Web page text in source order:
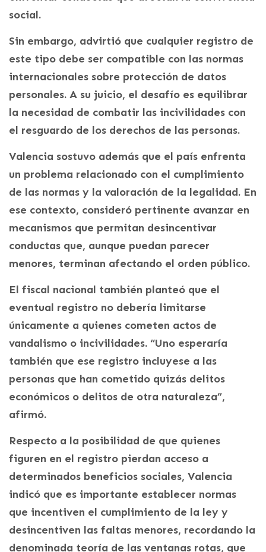
social.
Sin embargo, advirtió que cualquier registro de
este tipo debe ser compatible con las normas
internacionales sobre protección de datos
personales. A su juicio, el desafío es equilibrar
la necesidad de combatir las incivilidades con
el resguardo de los derechos de las personas.
Valencia sostuvo además que el país enfrenta
un problema relacionado con el cumplimiento
de las normas y la valoración de la legalidad. En
ese contexto, consideró pertinente avanzar en
mecanismos que permitan desincentivar
conductas que, aunque puedan parecer
menores, terminan afectando el orden público.
El fiscal nacional también planteó que el
eventual registro no debería limitarse
únicamente a quienes cometen actos de
vandalismo o incivilidades. “Uno esperaría
también que ese registro incluyese a las
personas que han cometido quizás delitos
económicos o delitos de otra naturaleza”,
afirmó.
Respecto a la posibilidad de que quienes
figuren en el registro pierdan acceso a
determinados beneficios sociales, Valencia
indicó que es importante establecer normas
que incentiven el cumplimiento de la ley y
desincentiven las faltas menores, recordando la
denominada teoría de las ventanas rotas, que